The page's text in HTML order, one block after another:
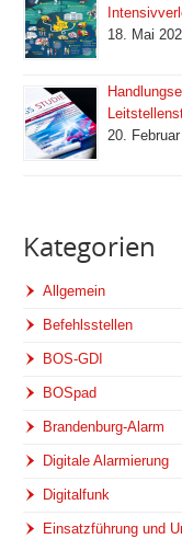
18. Mai
20.
Kategorien
Allgemein
Befehlsstellen
BOS-GDI
BOSpad
Brandenburg-Alarm
Digitale Alarmierung
Digitalfunk
Einsatzführung und